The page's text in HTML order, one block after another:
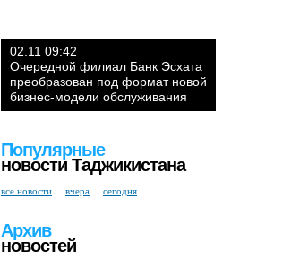
02.11 09:42
Очередной филиал Банк Эсхата
преобразован под формат новой
бизнес-модели обслуживания
Популярные
новости Таджикистана
все новости вчера сегодня
Архив
новостей